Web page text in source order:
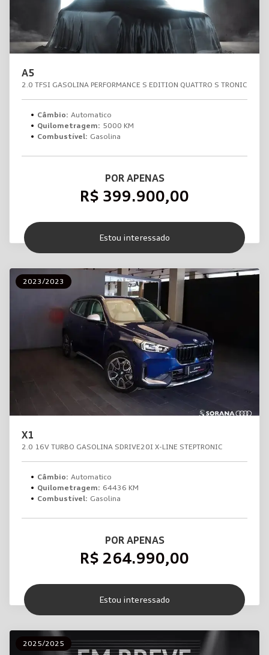
A5
2.0 TFSI GASOLINA PERFORMANCE S EDITION QUATTRO S TRONIC
Câmbio: Automatico
Quilometragem: 5000 KM
Combustível: Gasolina
POR APENAS
R$ 399.900,00
Estou interessado
2023/2023
X1
2.0 16V TURBO GASOLINA SDRIVE20I X-LINE STEPTRONIC
Câmbio: Automatico
Quilometragem: 64436 KM
Combustível: Gasolina
POR APENAS
R$ 264.990,00
Estou interessado
2025/2025